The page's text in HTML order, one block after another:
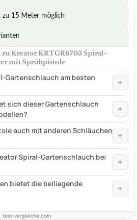
zu 15 Meter möglich
Kreator KRTGR6703 Spiral-
mit Sprühpistole
Gartenschlauch am besten
+
sich dieser Gartenschlauch
+
auch mit anderen Schläuchen
+
Spiral-Gartenschlauch bei
+
bietet die beiliegende
+
test-vergleiche.com